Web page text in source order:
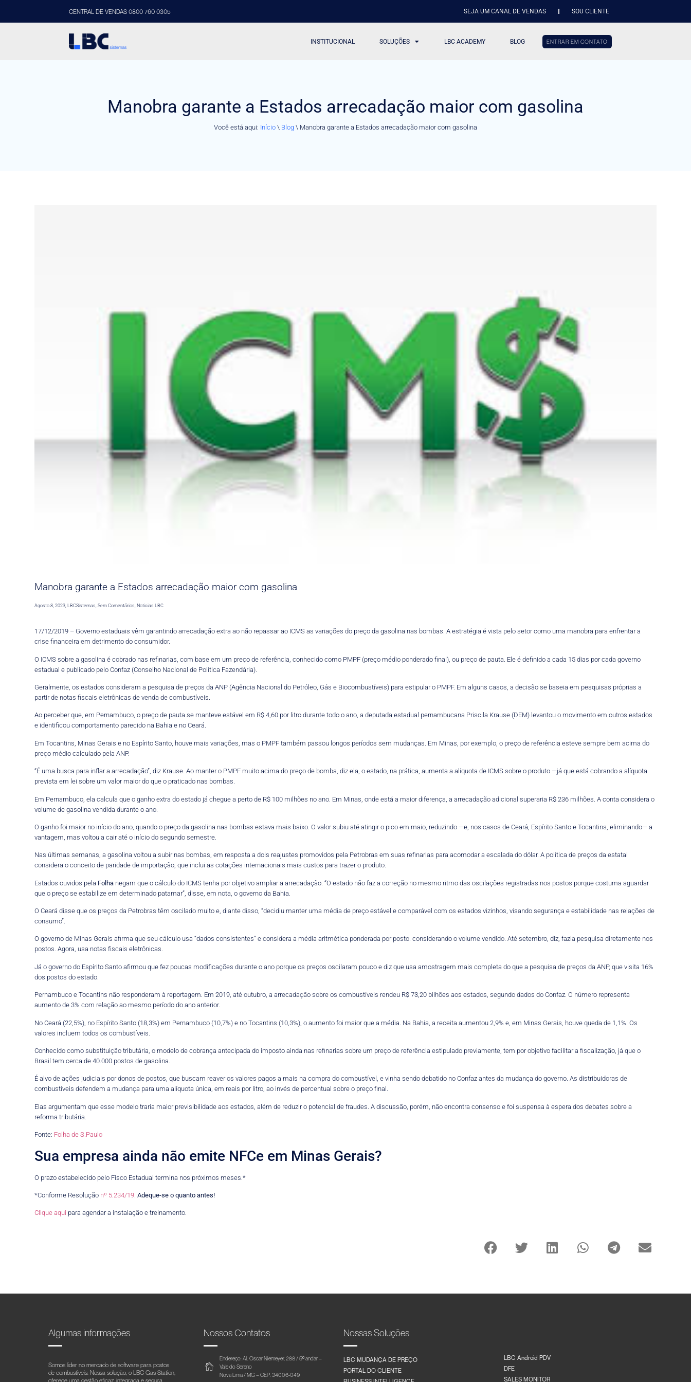
CENTRAL DE VENDAS 0800 760 0305 SEJA UM CANAL DE VENDAS SOU CLIENTE
INSTITUCIONAL SOLUÇÕES LBC ACADEMY BLOG ENTRAR EM CONTATO
Manobra garante a Estados arrecadação maior com gasolina
Você está aqui: Início \ Blog \ Manobra garante a Estados arrecadação maior com gasolina
Manobra garante a Estados arrecadação maior com gasolina
Agosto 8, 2023 ,LBCSistemas Sem Comentários Noticias LBC
17/12/2019 – Governo estaduais vêm garantindo arrecadação extra ao não repassar ao ICMS as variações do preço da gasolina nas bombas. A estratégia é vista pelo setor como uma manobra para enfrentar a
crise financeira em detrimento do consumidor.
O ICMS sobre a gasolina é cobrado nas refinarias, com base em um preço de referência, conhecido como PMPF (preço médio ponderado final), ou preço de pauta. Ele é definido a cada 15 dias por cada governo
estadual e publicado pelo Confaz (Conselho Nacional de Política Fazendária).
Geralmente, os estados consideram a pesquisa de preços da ANP (Agência Nacional do Petróleo, Gás e Biocombustíveis) para estipular o PMPF. Em alguns casos, a decisão se baseia em pesquisas próprias a
partir de notas fiscais eletrônicas de venda de combustíveis.
Ao perceber que, em Pernambuco, o preço de pauta se manteve estável em R$ 4,60 por litro durante todo o ano, a deputada estadual pernambucana Priscila Krause (DEM) levantou o movimento em outros estados
e identificou comportamento parecido na Bahia e no Ceará.
Em Tocantins, Minas Gerais e no Espírito Santo, houve mais variações, mas o PMPF também passou longos períodos sem mudanças. Em Minas, por exemplo, o preço de referência esteve sempre bem acima do
preço médio calculado pela ANP.
“É uma busca para inflar a arrecadação”, diz Krause. Ao manter o PMPF muito acima do preço de bomba, diz ela, o estado, na prática, aumenta a alíquota de ICMS sobre o produto —já que está cobrando a alíquota
prevista em lei sobre um valor maior do que o praticado nas bombas.
Em Pernambuco, ela calcula que o ganho extra do estado já chegue a perto de R$ 100 milhões no ano. Em Minas, onde está a maior diferença, a arrecadação adicional superaria R$ 236 milhões. A conta considera o
volume de gasolina vendida durante o ano.
O ganho foi maior no início do ano, quando o preço da gasolina nas bombas estava mais baixo. O valor subiu até atingir o pico em maio, reduzindo —e, nos casos de Ceará, Espírito Santo e Tocantins, eliminando— a
vantagem, mas voltou a cair até o início do segundo semestre.
Nas últimas semanas, a gasolina voltou a subir nas bombas, em resposta a dois reajustes promovidos pela Petrobras em suas refinarias para acomodar a escalada do dólar. A política de preços da estatal
considera o conceito de paridade de importação, que inclui as cotações internacionais mais custos para trazer o produto.
Estados ouvidos pela Folha negam que o cálculo do ICMS tenha por objetivo ampliar a arrecadação. “O estado não faz a correção no mesmo ritmo das oscilações registradas nos postos porque costuma aguardar
que o preço se estabilize em determinado patamar”, disse, em nota, o governo da Bahia.
O Ceará disse que os preços da Petrobras têm oscilado muito e, diante disso, “decidiu manter uma média de preço estável e comparável com os estados vizinhos, visando segurança e estabilidade nas relações de
consumo”.
O governo de Minas Gerais afirma que seu cálculo usa “dados consistentes” e considera a média aritmética ponderada por posto. considerando o volume vendido. Até setembro, diz, fazia pesquisa diretamente nos
postos. Agora, usa notas fiscais eletrônicas.
Já o governo do Espírito Santo afirmou que fez poucas modificações durante o ano porque os preços oscilaram pouco e diz que usa amostragem mais completa do que a pesquisa de preços da ANP, que visita 16%
dos postos do estado.
Pernambuco e Tocantins não responderam à reportagem. Em 2019, até outubro, a arrecadação sobre os combustíveis rendeu R$ 73,20 bilhões aos estados, segundo dados do Confaz. O número representa
aumento de 3% com relação ao mesmo período do ano anterior.
No Ceará (22,5%), no Espírito Santo (18,3%) em Pernambuco (10,7%) e no Tocantins (10,3%), o aumento foi maior que a média. Na Bahia, a receita aumentou 2,9% e, em Minas Gerais, houve queda de 1,1%. Os
valores incluem todos os combustíveis.
Conhecido como substituição tributária, o modelo de cobrança antecipada do imposto ainda nas refinarias sobre um preço de referência estipulado previamente, tem por objetivo facilitar a fiscalização, já que o
Brasil tem cerca de 40.000 postos de gasolina.
É alvo de ações judiciais por donos de postos, que buscam reaver os valores pagos a mais na compra do combustível, e vinha sendo debatido no Confaz antes da mudança do governo. As distribuidoras de
combustíveis defendem a mudança para uma alíquota única, em reais por litro, ao invés de percentual sobre o preço final.
Elas argumentam que esse modelo traria maior previsibilidade aos estados, além de reduzir o potencial de fraudes. A discussão, porém, não encontra consenso e foi suspensa à espera dos debates sobre a
reforma tributária.
Fonte: Folha de S.Paulo
Sua empresa ainda não emite NFCe em Minas Gerais?
O prazo estabelecido pelo Fisco Estadual termina nos próximos meses.*
*Conforme Resolução nº 5.234/19 .Adeque-se o quanto antes!
Clique aqui para agendar a instalação e treinamento.
Algumas informações
Somos líder no mercado de software para postos
de combustíveis. Nossa solução, o LBC Gas Station,
oferece uma gestão eficaz, integrada e segura.
Nossos Contatos
Endereço: Al. Oscar Niemeyer, 288 / 5º andar –
Vale do Sereno
Nova Lima / MG – CEP: 34006-049
Nossas Soluções
LBC MUDANÇA DE PREÇO
PORTAL DO CLIENTE
LBC Android PDV
DFE
SALES MONITOR